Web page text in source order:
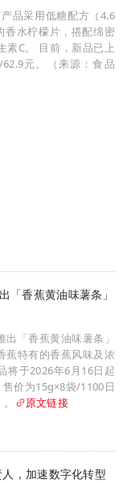
品采用低糖配方（4.6
香水柠檬片，搭配绵密
素C。 目前，新品已上
元。（来源：食品
「香蕉黄油味薯条」
「香蕉黄油味薯条」
蕉特有的香蕉风味及浓
将于2026年6月16日起
价为15g×8袋/1100日
原文链接
，加速数字化转型